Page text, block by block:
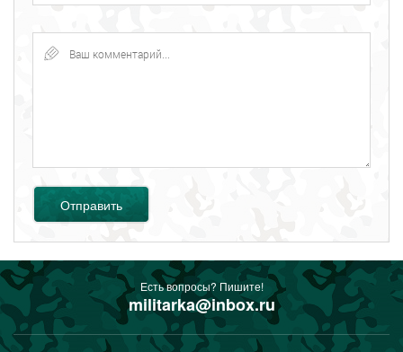
Отправить
Есть вопросы? Пишите!
militarka@inbox.ru